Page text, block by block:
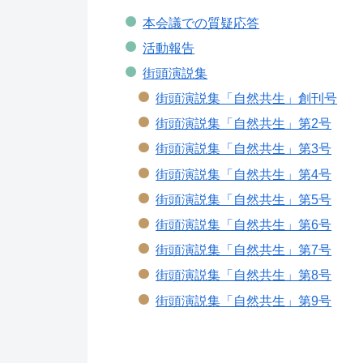
本会議での質疑応答
活動報告
街頭演説集
街頭演説集「自然共生」創刊号
街頭演説集「自然共生」第2号
街頭演説集「自然共生」第3号
街頭演説集「自然共生」第4号
街頭演説集「自然共生」第5号
街頭演説集「自然共生」第6号
街頭演説集「自然共生」第7号
街頭演説集「自然共生」第8号
街頭演説集「自然共生」第9号